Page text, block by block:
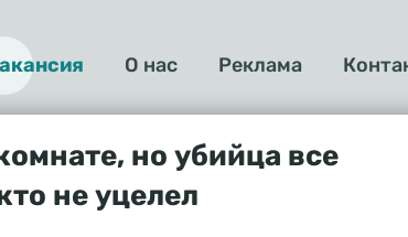
О нас Реклама
но убийца все
не уцелел